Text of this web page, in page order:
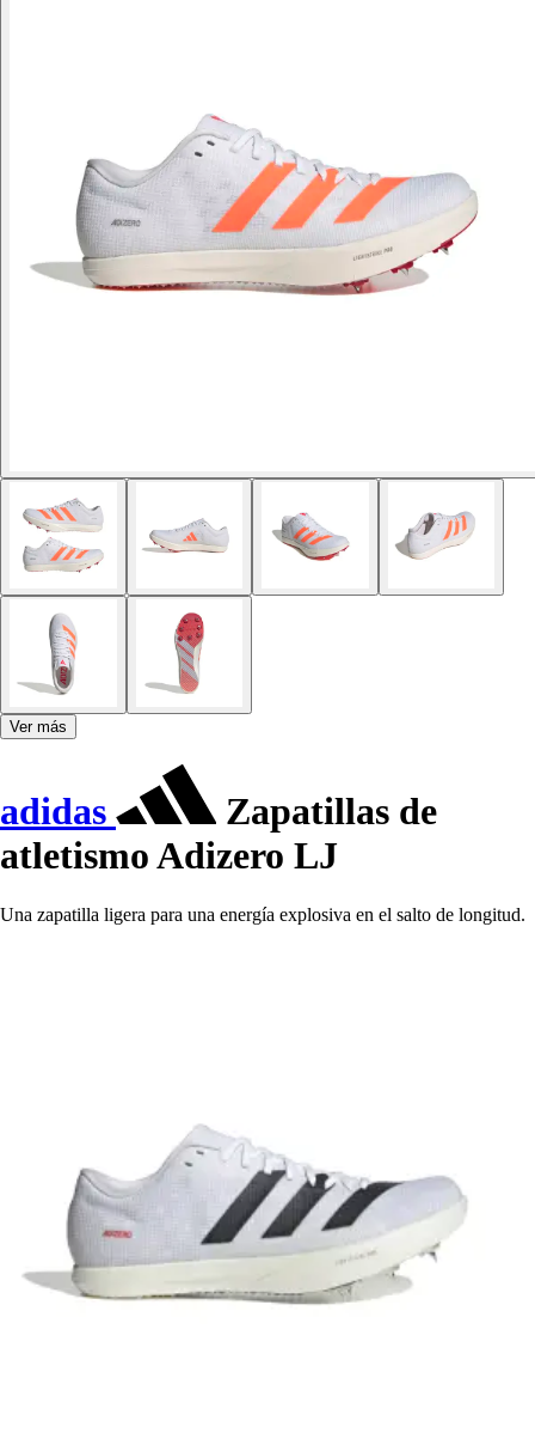
Ver más
adidas
Zapatillas de
atletismo Adizero LJ
Una zapatilla ligera para una energía explosiva en el salto de longitud.